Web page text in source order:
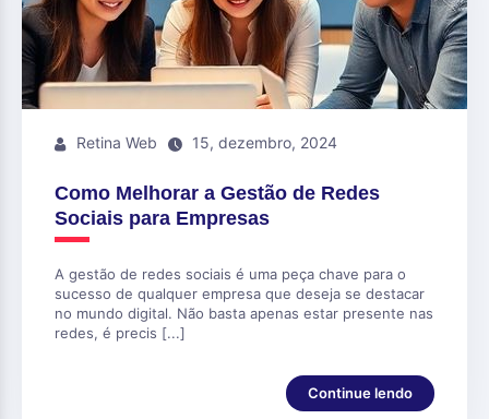
Retina Web 15, dezembro, 2024
Como Melhorar a Gestão de Redes
Sociais para Empresas
A gestão de redes sociais é uma peça chave para o
sucesso de qualquer empresa que deseja se destacar
no mundo digital. Não basta apenas estar presente nas
redes, é precis [...]
Continue lendo